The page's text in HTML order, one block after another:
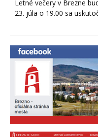
Letné večery v Brezne
23. júla o 19.00 sa